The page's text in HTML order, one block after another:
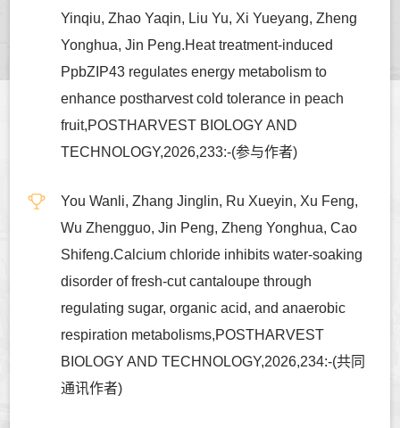
Yinqiu, Zhao Yaqin, Liu Yu, Xi Yueyang, Zheng
Yonghua, Jin Peng.Heat treatment-induced
PpbZIP43 regulates energy metabolism to
enhance postharvest cold tolerance in peach
fruit,POSTHARVEST BIOLOGY AND
TECHNOLOGY,2026,233:-(参与作者)
You Wanli, Zhang Jinglin, Ru Xueyin, Xu Feng,
Wu Zhengguo, Jin Peng, Zheng Yonghua, Cao
Shifeng.Calcium chloride inhibits water-soaking
disorder of fresh-cut cantaloupe through
regulating sugar, organic acid, and anaerobic
respiration metabolisms,POSTHARVEST
BIOLOGY AND TECHNOLOGY,2026,234:-(共同
通讯作者)